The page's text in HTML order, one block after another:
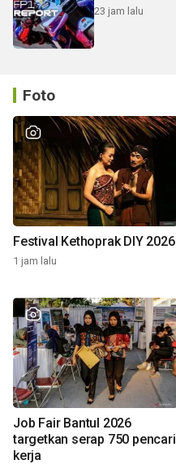
23 jam lalu
Foto
Festival Kethoprak DIY 2026
1 jam lalu
Job Fair Bantul 2026
targetkan serap 750 pencari
kerja